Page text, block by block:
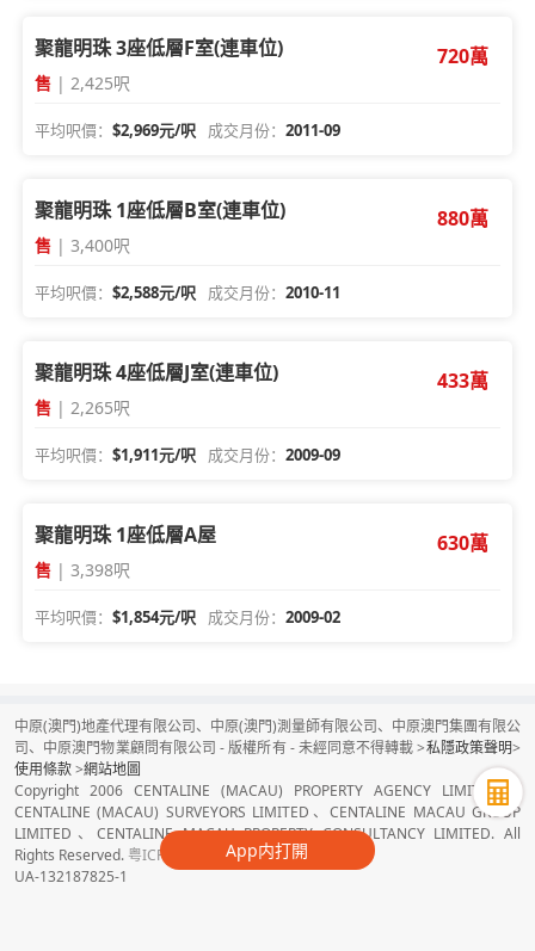
聚龍明珠 3座低層F室(連車位)
售 | 2,425呎
720萬
平均呎價：$2,969元/呎 成交月份：2011-09
聚龍明珠 1座低層B室(連車位)
售 | 3,400呎
880萬
平均呎價：$2,588元/呎 成交月份：2010-11
聚龍明珠 4座低層J室(連車位)
售 | 2,265呎
433萬
平均呎價：$1,911元/呎 成交月份：2009-09
聚龍明珠 1座低層A屋
售 | 3,398呎
630萬
平均呎價：$1,854元/呎 成交月份：2009-02
App内打開
中原(澳門)地產代理有限公司、中原(澳門)測量師有限公司、中原澳門集團有限公
司、中原澳門物業顧問有限公司 - 版權所有 - 未經同意不得轉載 >私隱政策聲明>
使用條款>網站地圖
Copyright 2006 CENTALINE (MACAU) PROPERTY AGENCY LIMITED、
CENTALINE (MACAU) SURVEYORS LIMITED、CENTALINE MACAU GROUP
LIMITED、CENTALINE MACAU PROPERTY CONSULTANCY LIMITED. All
Rights Reserved. 粤ICP备16080050号
UA-132187825-1